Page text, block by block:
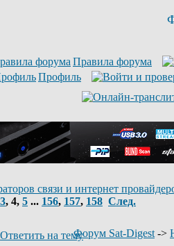
Правила форума
Профиль
связи и интернет
3, 4, 5 ... 156, 157, 158 След.
Форум Sat-Digest ->